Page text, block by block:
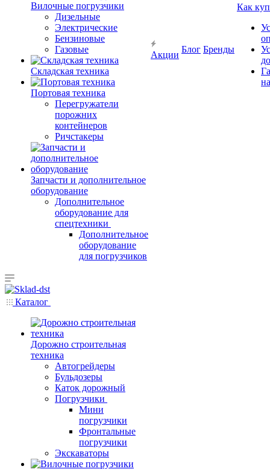
Вилочные погрузчики
Дизельные
Электрические
Бензиновые
Газовые
Складская техника
Портовая техника
Перегружатели
порожних
контейнеров
Ричстакеры
Запчасти и дополнительное
оборудование
Дополнительное
оборудование для
спецтехники
Дополнительное
оборудование
для погрузчиков
Акции
Блог Бренды
Как
Каталог
Дорожно строительная
техника
Автогрейдеры
Бульдозеры
Каток дорожный
Погрузчики
Мини
погрузчики
Фронтальные
погрузчики
Экскаваторы